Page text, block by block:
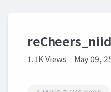
1.1K Views May 09,